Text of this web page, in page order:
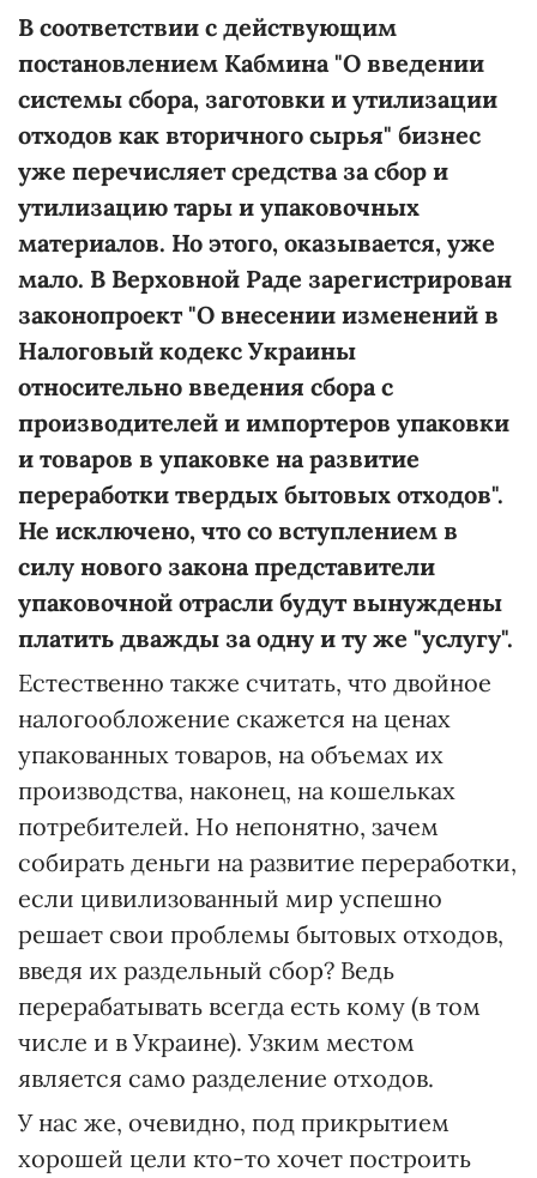
В соответствии с действующим
постановлением Кабмина "О введении
системы сбора, заготовки и утилизации
отходов как вторичного сырья" бизнес
уже перечисляет средства за сбор и
утилизацию тары и упаковочных
материалов. Но этого, оказывается, уже
мало. В Верховной Раде зарегистрирован
законопроект "О внесении изменений в
Налоговый кодекс Украины
относительно введения сбора с
производителей и импортеров упаковки
и товаров в упаковке на развитие
переработки твердых бытовых отходов".
Не исключено, что со вступлением в
силу нового закона представители
упаковочной отрасли будут вынуждены
платить дважды за одну и ту же "услугу".
Естественно также считать, что двойное
налогообложение скажется на ценах
упакованных товаров, на объемах их
производства, наконец, на кошельках
потребителей. Но непонятно, зачем
собирать деньги на развитие переработки,
если цивилизованный мир успешно
решает свои проблемы бытовых отходов,
введя их раздельный сбор? Ведь
перерабатывать всегда есть кому (в том
числе и в Украине). Узким местом
является само разделение отходов.
У нас же, очевидно, под прикрытием
хорошей цели кто-то хочет построить